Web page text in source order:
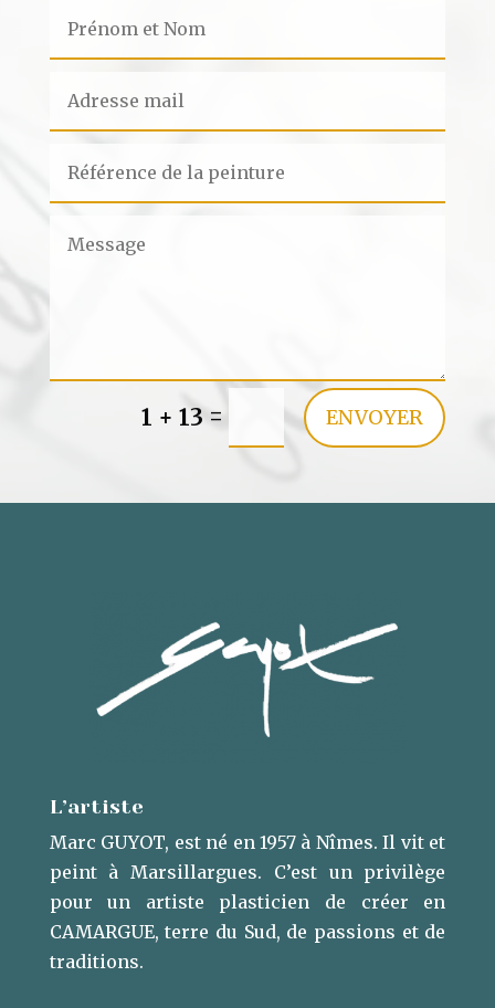
1 + 13 = ENVOYER
L’artiste
Marc GUYOT, est né en 1957 à Nîmes. Il vit et
peint à Marsillargues. ​C’est un privilège
pour un artiste plasticien de créer en
CAMARGUE, terre du Sud, de passions et de
traditions.